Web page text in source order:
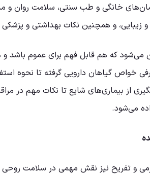
خانگی و طب سنتی، سلامت روان و
زیبایی، و همچنین نکات بهداشتی و
که هم قابل فهم برای عموم باشد و
خواص گیاهان دارویی گرفته تا نحوه
از بیماری‌های شایع تا نکات مهم در
می‌شود.
و تفریح نیز نقش مهمی در سلامت روحی و